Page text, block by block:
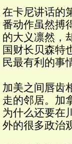
在卡尼讲话的
番动作虽然搏
的大义凛然，
国财长贝森特
民最有利的事
加美之间唇齿
走的邻居。加
为什么还要在
外的很多政治